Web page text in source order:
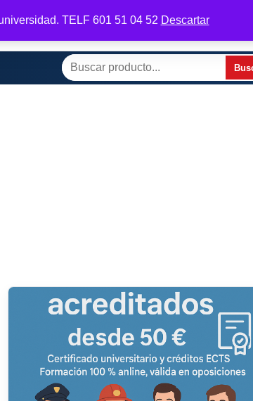
TELF 601 51 04 52 Descartar
Bienvenido Modifica tu perfil Contactar por
Buscar